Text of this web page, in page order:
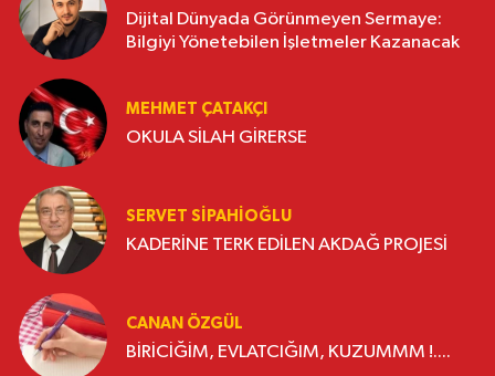
Dijital Dünyada Görünmeyen Sermaye:
Bilgiyi Yönetebilen İşletmeler Kazanacak
MEHMET ÇATAKÇI
OKULA SİLAH GİRERSE
SERVET SİPAHİOĞLU
KADERİNE TERK EDİLEN AKDAĞ PROJESİ
CANAN ÖZGÜL
BİRİCİĞİM, EVLATCIĞIM, KUZUMMM !....